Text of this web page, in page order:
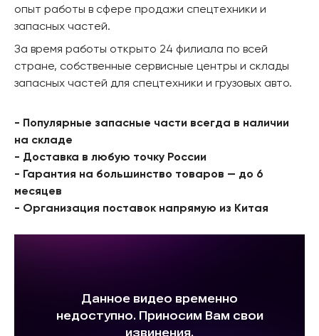
опыт работы в сфере продажи спецтехники и
запасных частей.
За время работы открыто 24 филиала по всей
стране, собственные сервисные центры и склады
запасных частей для спецтехники и грузовых авто.
- Популярные запасные части всегда в наличии
на складе
- Доставка в любую точку России
- Гарантия на большинство товаров — до 6
месяцев
- Организация поставок напрямую из Китая